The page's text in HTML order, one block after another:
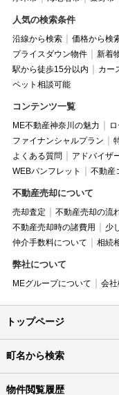
人気の検索条件
沿線から検索 価格から検
プライスダウン物件
新着
駅から徒歩15分以内
カー
ペット相談可能
コンテンツ一覧
ME不動産神奈川の魅力
ファイナンシャルプラン
よくある質問
アドバイザ
WEBパンフレット
不動産
不動産売却について
売却査定 不動産売却の流
不動産売却時の諸費用
少
仲介手数料について
相続
弊社について
MEグループについて 会
トップページ
町名から検索
物件閲覧履歴